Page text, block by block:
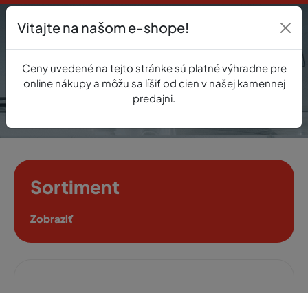
0
Sortiment
Zobraziť
Vitajte na našom e-shope!
Ceny uvedené na tejto stránke sú platné výhradne pre
online nákupy a môžu sa líšiť od cien v našej kamennej
predajni.